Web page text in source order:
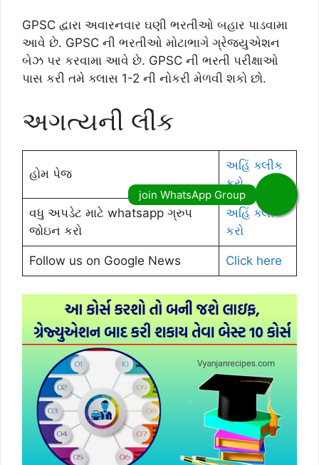
GPSC દ્વારા અવારનવાર ઘણી ભરતીઓ બહાર પાડવામા
આવે છે. GPSC ની ભરતીઓ મોટાભાગે ગ્રેજયુએશન
બેઝ પર કરવામા આવે છે. GPSC ની ભરતી પરીક્ષાઓ
પાસ કરી તમે ક્લાસ 1-2 ની નોકરી મેળવી શકો છો.
અગત્યની લીંક
હોમ પેજ
અહિં ક્લીક
કરો
વધુ અપડેટ માટે whatsapp ગ્રુપ
જોઇન કરો
અહિં ક્લીક
કરો
Follow us on Google News Click here